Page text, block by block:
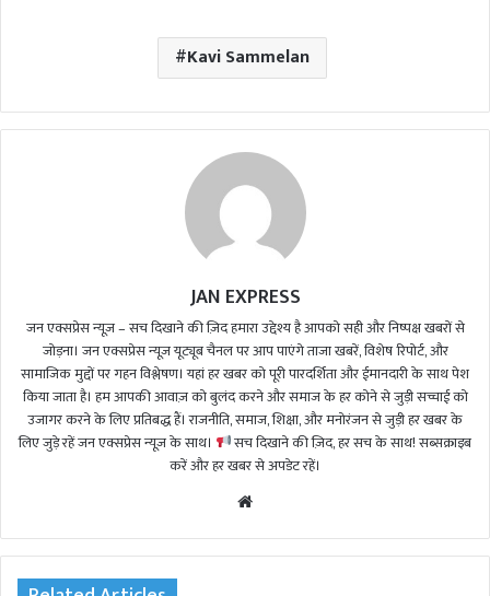
Kavi Sammelan
JAN EXPRESS
जन एक्सप्रेस न्यूज़ – सच दिखाने की ज़िद हमारा उद्देश्य है आपको सही और निष्पक्ष खबरों से
जोड़ना। जन एक्सप्रेस न्यूज़ यूट्यूब चैनल पर आप पाएंगे ताजा खबरें, विशेष रिपोर्ट, और
सामाजिक मुद्दों पर गहन विश्लेषण। यहां हर खबर को पूरी पारदर्शिता और ईमानदारी के साथ पेश
किया जाता है। हम आपकी आवाज़ को बुलंद करने और समाज के हर कोने से जुड़ी सच्चाई को
उजागर करने के लिए प्रतिबद्ध हैं। राजनीति, समाज, शिक्षा, और मनोरंजन से जुड़ी हर खबर के
लिए जुड़े रहें जन एक्सप्रेस न्यूज़ के साथ।
सच दिखाने की ज़िद, हर सच के साथ! सब्सक्राइब
करें और हर खबर से अपडेट रहें।
te